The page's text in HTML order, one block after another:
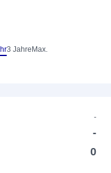
3 Jahre Max.
-
-
0